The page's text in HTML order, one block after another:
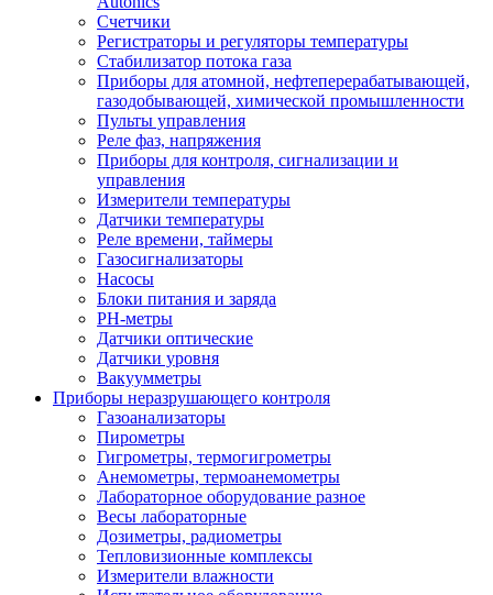
Счетчики
Регистраторы и регуляторы температуры
Стабилизатор потока газа
Приборы для атомной, нефтеперерабатывающей,
газодобывающей, химической промышленности
Пульты управления
Реле фаз, напряжения
Приборы для контроля, сигнализации и
управления
Измерители температуры
Датчики температуры
Реле времени, таймеры
Газосигнализаторы
Насосы
Блоки питания и заряда
PH-метры
Датчики оптические
Датчики уровня
Вакуумметры
Приборы неразрушающего контроля
Газоанализаторы
Пирометры
Гигрометры, термогигрометры
Анемометры, термоанемометры
Лабораторное оборудование разное
Весы лабораторные
Дозиметры, радиометры
Тепловизионные комплексы
Измерители влажности